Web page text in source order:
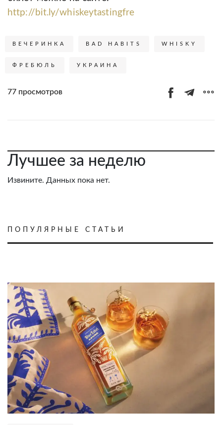
http://bit.ly/whiskeytastingfre
ВЕЧЕРИНКА BAD HABITS WHISKY
ФРЕБЮЛЬ УКРАИНА
77 просмотров
Лучшее за неделю
Извините. Данных пока нет.
ПОПУЛЯРНЫЕ СТАТЬИ